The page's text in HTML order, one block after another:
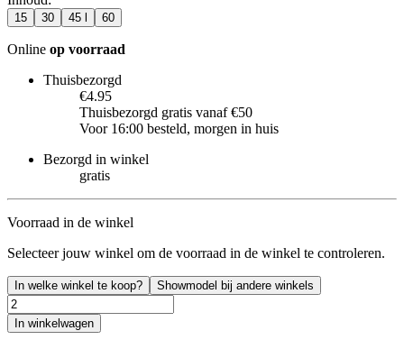
15 30 45 l 60
Online op voorraad
Thuisbezorgd
€4.95
Thuisbezorgd gratis vanaf €50
Voor 16:00 besteld, morgen in huis
Bezorgd in winkel
gratis
Voorraad in de winkel
Selecteer jouw winkel om de voorraad in de winkel te controleren.
In welke winkel te koop? Showmodel bij andere winkels
In winkelwagen